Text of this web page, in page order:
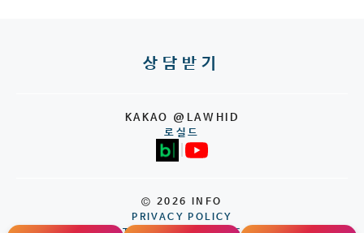
상담받기
KAKAO @LAWHID
로실드
© 2026 INFO
PRIVACY POLICY